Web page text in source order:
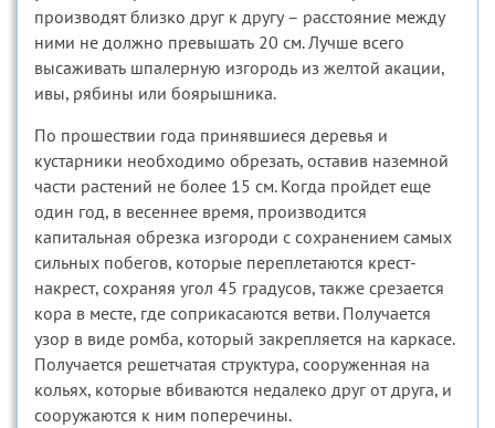
производят близко друг к другу – расстояние между
ними не должно превышать 20 см. Лучше всего
высаживать шпалерную изгородь из желтой акации,
ивы, рябины или боярышника.
По прошествии года принявшиеся деревья и
кустарники необходимо обрезать, оставив наземной
части растений не более 15 см. Когда пройдет еще
один год, в весеннее время, производится
капитальная обрезка изгороди с сохранением самых
сильных побегов, которые переплетаются крест-
накрест, сохраняя угол 45 градусов, также срезается
кора в месте, где соприкасаются ветви. Получается
узор в виде ромба, который закрепляется на каркасе.
Получается решетчатая структура, сооруженная на
кольях, которые вбиваются недалеко друг от друга, и
сооружаются к ним поперечины.